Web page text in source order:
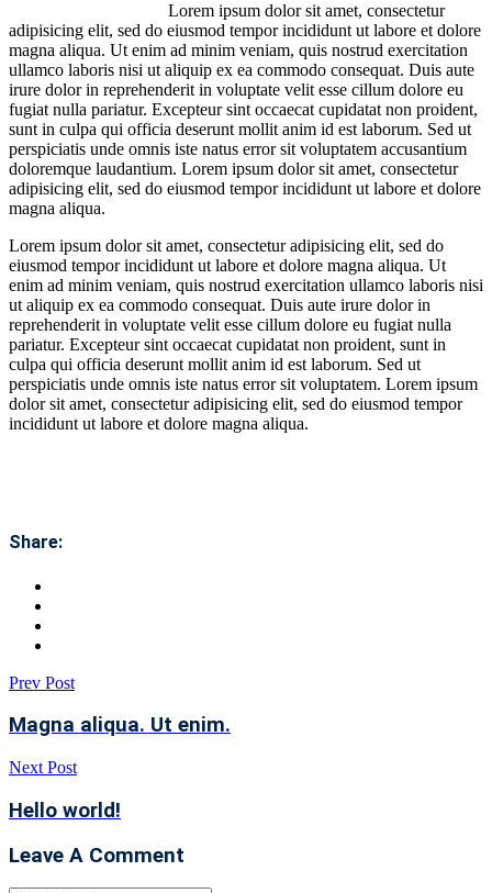
Lorem ipsum dolor sit amet, consectetur
adipisicing elit, sed do eiusmod tempor incididunt ut labore et dolore
magna aliqua. Ut enim ad minim veniam, quis nostrud exercitation
ullamco laboris nisi ut aliquip ex ea commodo consequat. Duis aute
irure dolor in reprehenderit in voluptate velit esse cillum dolore eu
fugiat nulla pariatur. Excepteur sint occaecat cupidatat non proident,
sunt in culpa qui officia deserunt mollit anim id est laborum. Sed ut
perspiciatis unde omnis iste natus error sit voluptatem accusantium
doloremque laudantium. Lorem ipsum dolor sit amet, consectetur
adipisicing elit, sed do eiusmod tempor incididunt ut labore et dolore
magna aliqua.
Lorem ipsum dolor sit amet, consectetur adipisicing elit, sed do
eiusmod tempor incididunt ut labore et dolore magna aliqua. Ut
enim ad minim veniam, quis nostrud exercitation ullamco laboris nisi
ut aliquip ex ea commodo consequat. Duis aute irure dolor in
reprehenderit in voluptate velit esse cillum dolore eu fugiat nulla
pariatur. Excepteur sint occaecat cupidatat non proident, sunt in
culpa qui officia deserunt mollit anim id est laborum. Sed ut
perspiciatis unde omnis iste natus error sit voluptatem. Lorem ipsum
dolor sit amet, consectetur adipisicing elit, sed do eiusmod tempor
incididunt ut labore et dolore magna aliqua.
Share:
Prev Post
Magna aliqua. Ut enim.
Next Post
Hello world!
Leave A Comment